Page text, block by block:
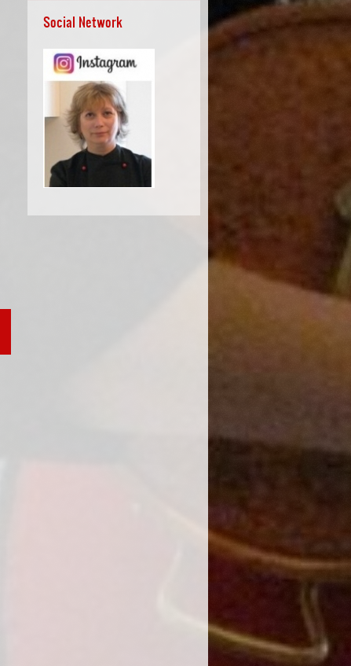
Social Network